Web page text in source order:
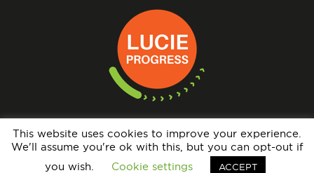
N° IMMATRICULATION OPÉRATEUR DE VOYAGES : IM069140005 - GARANTIE
FINANCIÈRE : APST - BRCP : HISCOX EUROPE UNDERWRITING LIMITED
This website uses cookies to improve your experience.
We'll assume you're ok with this, but you can opt-out if
you wish.
Cookie settings ACCEPT